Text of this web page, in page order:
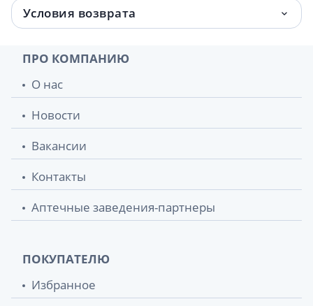
Условия возврата
ПРО КОМПАНИЮ
О нас
Новости
Вакансии
Контакты
Аптечные заведения-партнеры
ПОКУПАТЕЛЮ
Избранное